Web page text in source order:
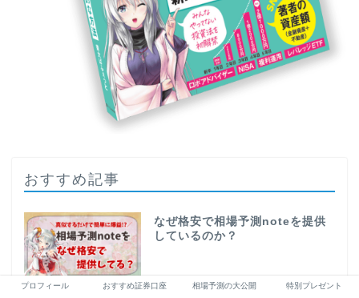
おすすめ記事
なぜ格安で相場予測noteを提供
しているのか？
プロフィール おすすめ証券口座 相場予測の大公開 特別プレゼント